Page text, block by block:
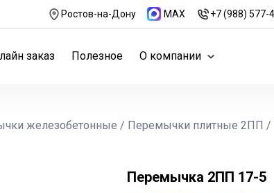
Ростов-на-Дону MAX +7 (988) 577-
заказ Полезное О компании
железобетонные / Перемычки плитные 2ПП /
Перемычка 2ПП 17-5